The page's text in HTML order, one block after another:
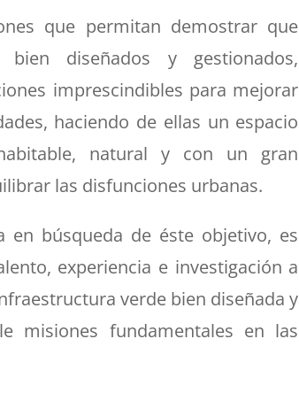
que permitan demostrar que
bien diseñados y gestionados,
imprescindibles para mejorar
haciendo de ellas un espacio
natural y con un gran
las disfunciones urbanas.
en búsqueda de éste objetivo, es
experiencia e investigación a
verde bien diseñada y
misiones fundamentales en las